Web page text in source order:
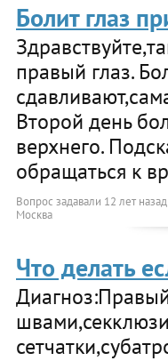
Болит глаз
правый глаз.
Второй день
верхнего.
обращаться к
Вопрос задавали 12 лет назад
Москва
Что делать